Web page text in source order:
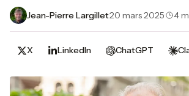
Jean-Pierre Largillet·20 mars 2025· 4
X LinkedIn ChatGPT